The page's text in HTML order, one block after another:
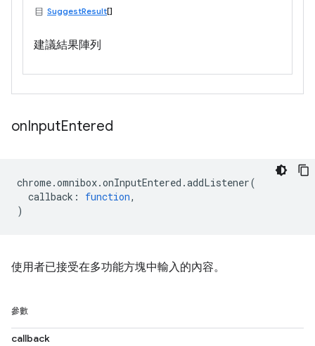
SuggestResult[]
建議結果陣列
onInputEntered
chrome.omnibox.onInputEntered .addListener(
callback : function,
)
使用者已接受在多功能方塊中輸入的內容。
參數
callback